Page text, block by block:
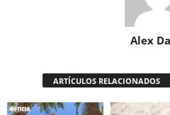
Alex
ARTÍCULOS RELACIONADOS